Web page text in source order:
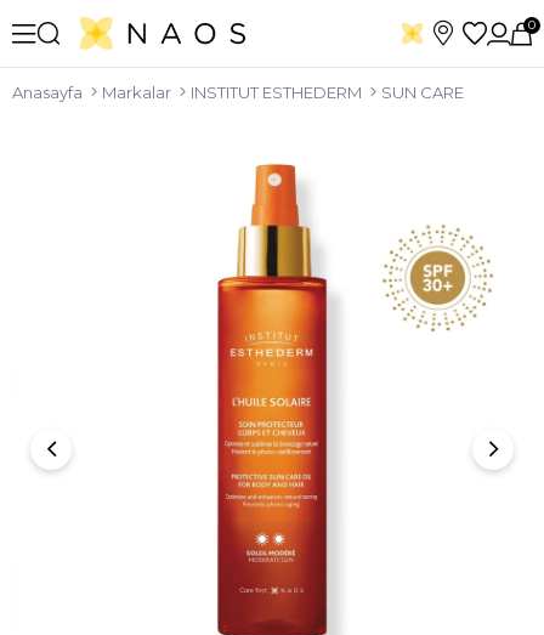
0
Anasayfa Markalar INSTITUT ESTHEDERM SUN CARE